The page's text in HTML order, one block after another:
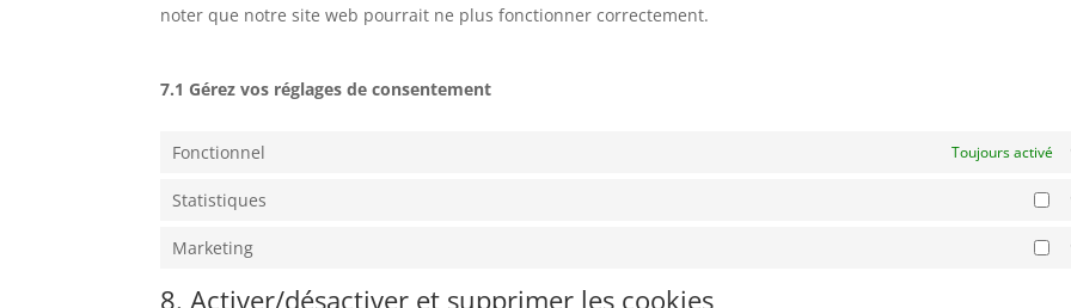
noter que notre site web pourrait ne plus fonctionner correctement.
7.1 Gérez vos réglages de consentement
Fonctionnel Toujours activé
Statistiques
Marketing
8. Activer/désactiver et supprimer les cookies